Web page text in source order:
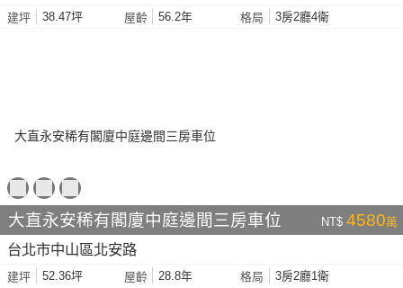
建坪 38.47坪 屋齡 56.2年 格局 3房2廳4衛
大直永安稀有閣廈中庭邊間三房車位 NT$ 4580萬
台北市中山區北安路
建坪 52.36坪 屋齡 28.8年 格局
3房2廳1衛